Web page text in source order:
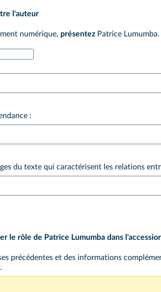
l'auteur
numérique, présentez Patrice Lumumba.
:
du texte qui caractérisent les relations
le rôle de Patrice Lumumba dans
précédentes et des informations